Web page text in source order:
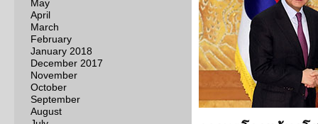
May
April
March
February
January 2018
December 2017
November
October
September
August